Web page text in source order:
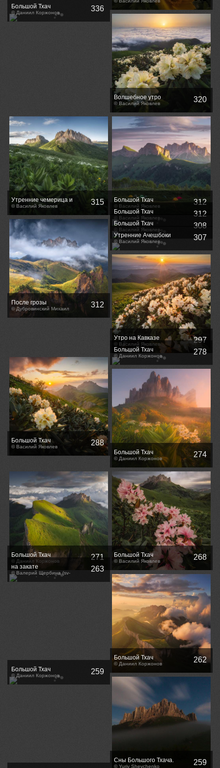
Большой Тхач
© Даниил Коржонов 336
Волшебное утро
© Василий Яковлев 320
Утренние чемерица и
Ачешбоки
© Василий Яковлев 315 Большой Тхач
© Василий Яковлев 312
После грозы
© Дубровинский Михаил 312
Большой Тхач
© Василий Яковлев 312
Большой Тхач
© Василий Яковлев 308
Утренние Ачешбоки
© Василий Яковлев 307
Утро на Кавказе
© Василий Яковлев 297
Большой Тхач
© Василий Яковлев 288
Большой Тхач
© Даниил Коржонов 278
Большой Тхач
© Даниил Коржонов 274
Большой Тхач
© Даниил Коржонов 271 Большой Тхач
© Василий Яковлев 268
на закате
© Валерий Щербина (sv-
phototravel.com)
263
Большой Тхач
© Даниил Коржонов 262
Большой Тхач
© Даниил Коржонов 259
Сны Большого Тхача.
© Yuriy Shevchenko 259